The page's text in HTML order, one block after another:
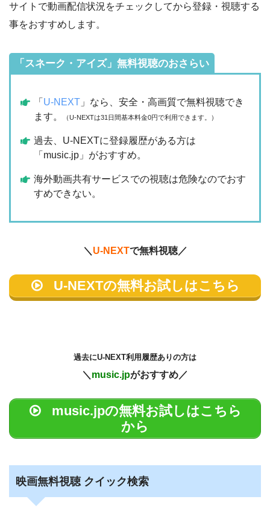
サイトで動画配信状況をチェックしてから登録・視聴する
事をおすすめします。
「スネーク・アイズ」無料視聴のおさらい
「 U-NEXT 」なら、安全・高画質で無料視聴でき
ます。
（U-NEXTは31日間基本料金0円で利用できます。）
過去、U-NEXTに登録履歴がある方は
「music.jp」がおすすめ。
海外動画共有サービスでの視聴は危険なのでおす
すめできない。
＼ U-NEXTで無料視聴／
U-NEXTの無料お試しはこちら
過去にU-NEXT利用履歴ありの方は
＼ music.jpがおすすめ／
music.jpの無料お試しはこちら
から
映画無料視聴 クイック検索